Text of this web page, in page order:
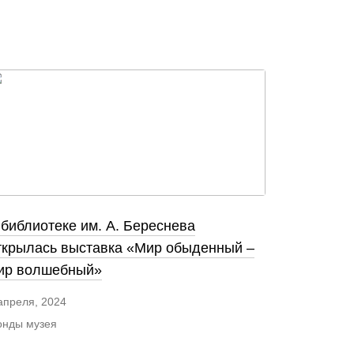
им. А. Береснева
выставка «Мир обыденный –
волшебный»
2024
музея